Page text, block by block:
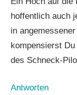
hoffentlich auch
in
kompensierst
des Schneck-
Antworten